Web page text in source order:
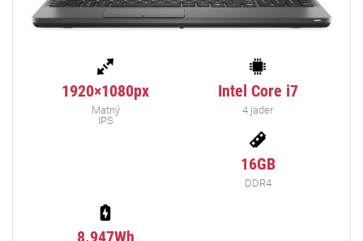
1920×1080px
Matný
IPS
Intel Core i7
4 jader
16GB
DDR4